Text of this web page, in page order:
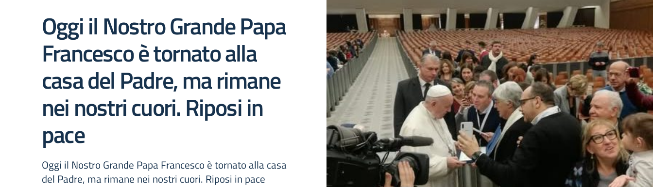
Oggi il Nostro Grande Papa
Francesco è tornato alla
casa del Padre, ma rimane
nei nostri cuori. Riposi in
pace
Oggi il Nostro Grande Papa Francesco è tornato alla casa
del Padre, ma rimane nei nostri cuori. Riposi in pace